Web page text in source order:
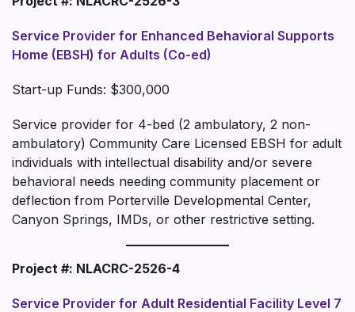
Service Provider for Enhanced Behavioral Supports
Home (EBSH) for Adults (Co-ed)
Start-up Funds: $300,000
Service provider for 4-bed (2 ambulatory, 2 non-
ambulatory) Community Care Licensed EBSH for adult
individuals with intellectual disability and/or severe
behavioral needs needing community placement or
deflection from Porterville Developmental Center,
Canyon Springs, IMDs, or other restrictive setting.
Project #: NLACRC-2526-4
Service Provider for Adult Residential Facility Level 7